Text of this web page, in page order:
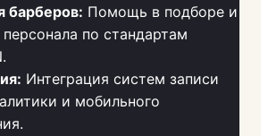
барберов: Помощь в подборе и
по стандартам
Интеграция систем записи
и мобильного